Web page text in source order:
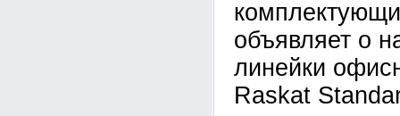
объявляет о
линейки
Raskat